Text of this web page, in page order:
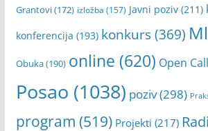
Grantovi(172) izložba (157) Javni poziv(211)
konferencija (193) konkurs(369)
Obuka(190) online (620) Open Call
Posao (1038) poziv(298)
program (519) Projekti (217)